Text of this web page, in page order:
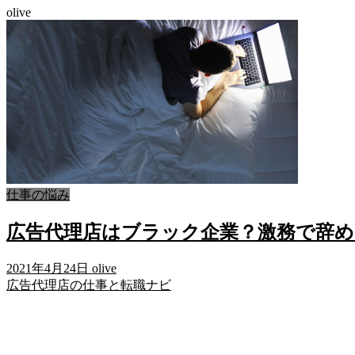
olive
仕事の悩み
広告代理店はブラック企業？激務で辞
2021年4月24日 olive
広告代理店の仕事と転職ナビ